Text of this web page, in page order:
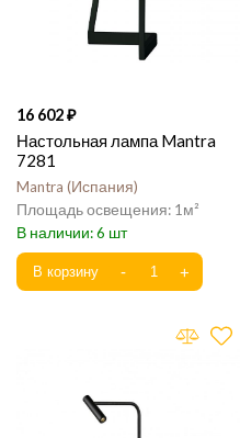
16 602
Настольная лампа Mantra
7281
Mantra Испания
1
6